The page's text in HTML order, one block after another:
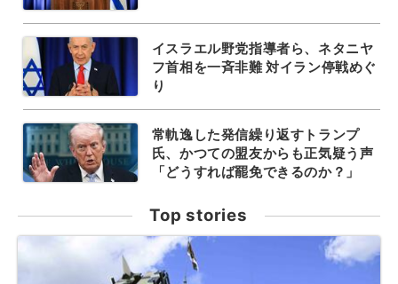
イスラエル野党指導者ら、ネタニヤ
フ首相を一斉非難 対イラン停戦めぐ
り
常軌逸した発信繰り返すトランプ
氏、かつての盟友からも正気疑う声
「どうすれば罷免できるのか？」
Top stories